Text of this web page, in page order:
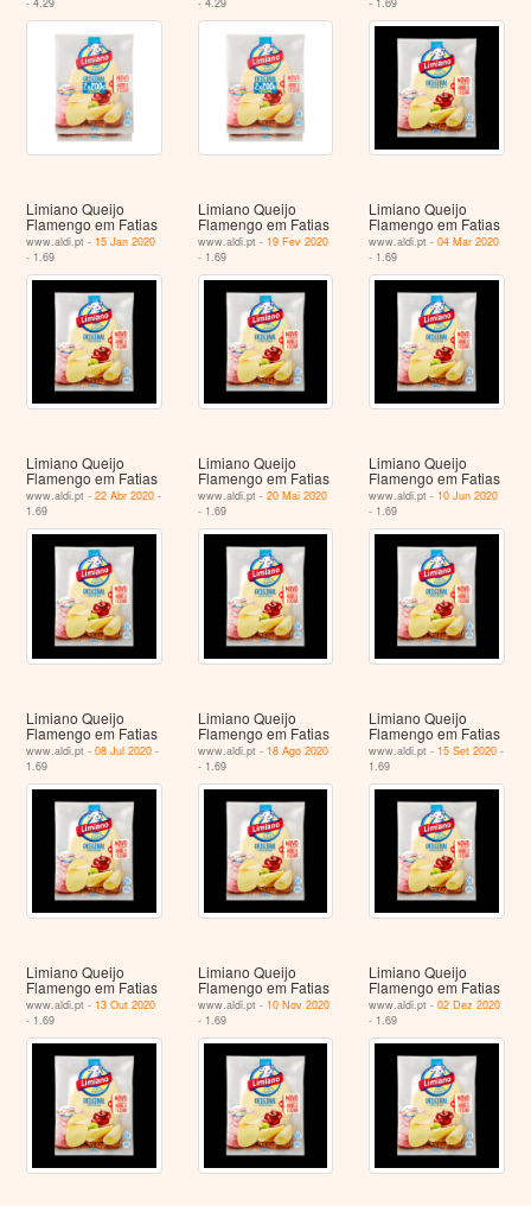
Limiano Queijo
Flamengo em Fatias
www.aldi.pt - 15 Jan 2020
- 1.69
Limiano Queijo
Flamengo em Fatias
www.aldi.pt - 19 Fev 2020
- 1.69
Limiano Queijo
Flamengo em Fatias
www.aldi.pt -04 Mar 2020
- 1.69
Limiano Queijo
Flamengo em Fatias
www.aldi.pt -22 Abr 2020 -
1.69
Limiano Queijo
Flamengo em Fatias
www.aldi.pt - 20 Mai 2020
- 1.69
Limiano Queijo
Flamengo em Fatias
www.aldi.pt - 10 Jun 2020
- 1.69
Limiano Queijo
Flamengo em Fatias
www.aldi.pt -08 Jul 2020 -
1.69
Limiano Queijo
Flamengo em Fatias
www.aldi.pt - 18 Ago 2020
- 1.69
Limiano Queijo
Flamengo em Fatias
www.aldi.pt - 15 Set 2020 -
1.69
Limiano Queijo
Flamengo em Fatias
www.aldi.pt - 13 Out 2020
- 1.69
Limiano Queijo
Flamengo em Fatias
www.aldi.pt - 10 Nov 2020
- 1.69
Limiano Queijo
Flamengo em Fatias
www.aldi.pt -02 Dez 2020
- 1.69